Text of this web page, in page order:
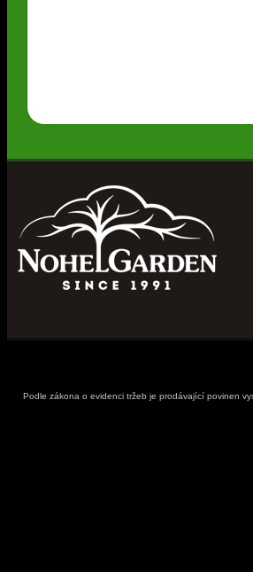
Podle zákona o evidenci tržeb je prodávající povinen